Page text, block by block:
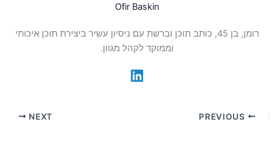
Ofir Baskin
רומן, בן 45, כותב תוכן וברשת עם ניסיון עשיר ביצירת תוכן איכותי
וממוקד לקהל מגוון.
NEXT